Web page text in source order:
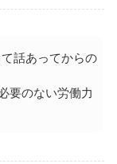
話あってからの
要のない労働力